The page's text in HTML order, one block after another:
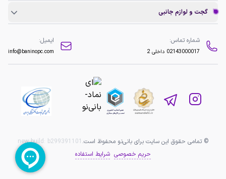
گجت و لوازم جانبی
شماره تماس:
02143000017 داخلی 2
ایمیل:
info@baninopc.com
© تمامی حقوق این سایت برای بانی‌نو محفوظ است. new build: b299391101
حریم خصوصی شرایط استفاده